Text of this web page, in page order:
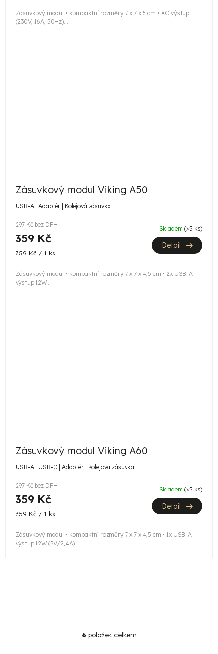
Zásuvkový modul • kompaktní rozměry 7 x 7 x 5 cm • AC výstup
(230V, 16A, 50Hz)...
Zásuvkový modul Viking A50
USB-A | Adaptér | Kolejová zásuvka
297 Kč bez DPH
359 Kč
Měrná
359 Kč / 1 ks
Skladem (>5 ks)
Detail
Zásuvkový modul • kompaktní rozměry 7 x 7 x 4,5 cm • 2x USB-A
výstup 12W...
Zásuvkový modul Viking A60
USB-A | USB-C | Adaptér | Kolejová zásuvka
297 Kč bez DPH
359 Kč
Měrná
359 Kč / 1 ks
Skladem (>5 ks)
Detail
Zásuvkový modul • kompaktní rozměry 7 x 7 x 4,5 cm • 1x USB-A
výstup 12W (5V/2,4A)...
O
6položek celkem